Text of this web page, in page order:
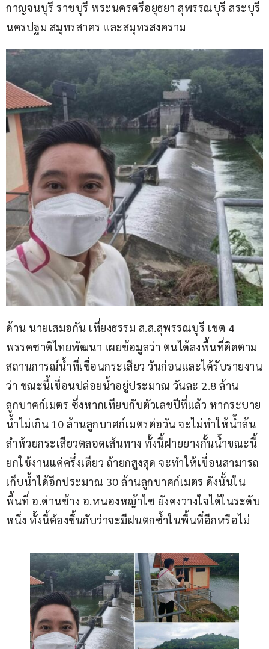
กาญจนบุรี ราชบุรี พระนครศรีอยุธยา สุพรรณบุรี สระบุรี
นครปฐม สมุทรสาคร และสมุทรสงคราม
ด้าน นายเสมอกัน เที่ยงธรรม ส.ส.สุพรรณบุรี เขต 4
พรรคชาติไทยพัฒนา เผยข้อมูลว่า ตนได้ลงพื้นที่ติดตาม
สถานการณ์น้ำที่เขื่อนกระเสียว วันก่อนและได้รับรายงาน
ว่า ขณะนี้เขื่อนปล่อยน้ำอยู่ประมาณ วันละ 2.8 ล้าน
ลูกบาศก์เมตร ซึ่งหากเทียบกับตัวเลขปีที่แล้ว หากระบาย
น้ำไม่เกิน 10 ล้านลูกบาศก์เมตรต่อวัน จะไม่ทำให้น้ำล้น
ลำห้วยกระเสียวตลอดเส้นทาง ทั้งนี้ฝายยางกั้นน้ำขณะนี้
ยกใช้งานแค่ครึ่งเดียว ถ้ายกสูงสุด จะทำให้เขื่อนสามารถ
เก็บน้ำได้อีกประมาณ 30 ล้านลูกบาศก์เมตร ดังนั้นใน
พื้นที่ อ.ด่านช้าง อ.หนองหญ้าไซ ยังคงวางใจได้ในระดับ
หนึ่ง ทั้งนี้ต้องขึ้นกับว่าจะมีฝนตกซ้ำในพื้นที่อีกหรือไม่